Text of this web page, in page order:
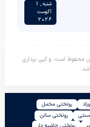
شنبه , 1
آگوست
2026
محفوظ است. و کپی برداری
روتختی مخمل
روتختی ساتن